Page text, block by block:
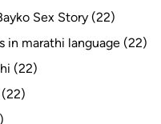
Sex Story (22)
in marathi language (22)
(22)